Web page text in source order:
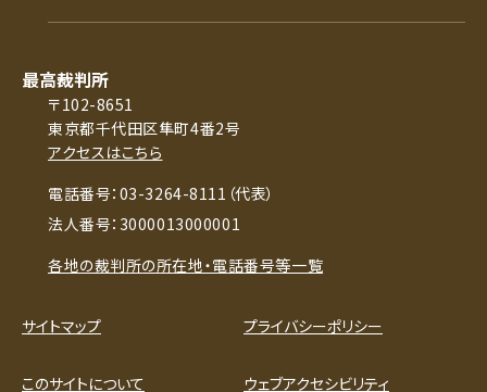
最高裁判所
〒102-8651
東京都千代田区隼町4番2号
アクセスはこちら
電話番号：03-3264-8111（代表）
法人番号：3000013000001
各地の裁判所の所在地・電話番号等一覧
サイトマップ プライバシーポリシー
このサイトについて ウェブアクセシビリティ